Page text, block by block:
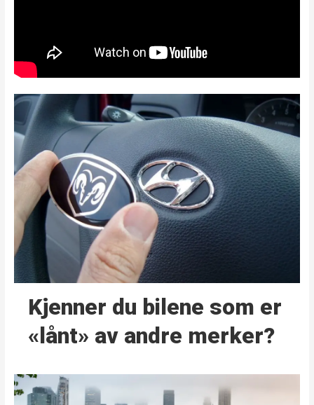
Kjenner du bilene som er
«lånt» av andre merker?